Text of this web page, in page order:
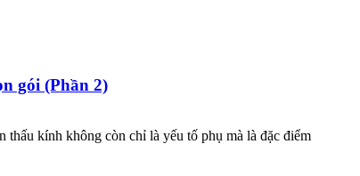
gói (Phần 2)
kính không còn chỉ là yếu tố phụ mà là đặc điểm